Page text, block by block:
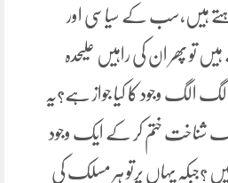
ہیں،سب کے سیاسی اور
تو پھر ان کی راہیں علیحدہ
الگ وجود کا کیا جواز ہے؟یہ
شناخت ختم کر کے ایک وجود
؟جبکہ یہاں پرتو ہر مسلک کی